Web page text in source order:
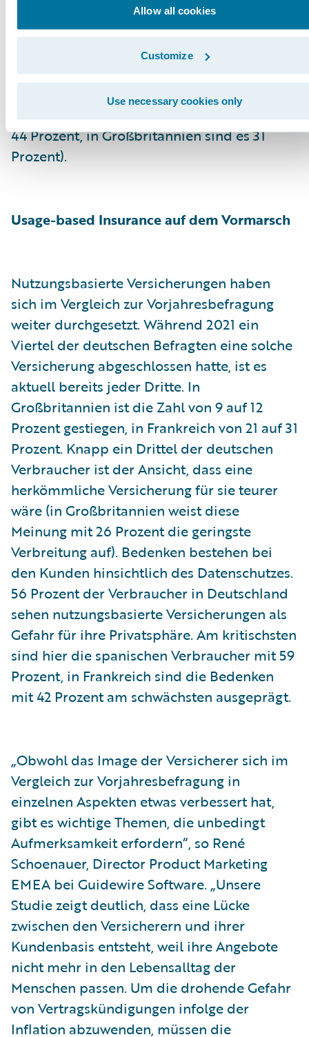
Allow all cookies
Customize
Use necessary cookies only
Die deutschen Versicherungskunden zeigen
mit 53 Prozent die höchste Bereitschaft,
mehr für Versicherungsprodukte zu zahlen,
wenn dieser Betrag zur Reduzierung von
Kohlenstoffemissionen eingesetzt wird (es
folgen Spanien und Frankreich mit jeweils
44 Prozent, in Großbritannien sind es 31
Prozent).
Usage-based Insurance auf dem Vormarsch
Nutzungsbasierte Versicherungen haben
sich im Vergleich zur Vorjahresbefragung
weiter durchgesetzt. Während 2021 ein
Viertel der deutschen Befragten eine solche
Versicherung abgeschlossen hatte, ist es
aktuell bereits jeder Dritte. In
Großbritannien ist die Zahl von 9 auf 12
Prozent gestiegen, in Frankreich von 21 auf 31
Prozent. Knapp ein Drittel der deutschen
Verbraucher ist der Ansicht, dass eine
herkömmliche Versicherung für sie teurer
wäre (in Großbritannien weist diese
Meinung mit 26 Prozent die geringste
Verbreitung auf). Bedenken bestehen bei
den Kunden hinsichtlich des Datenschutzes.
56 Prozent der Verbraucher in Deutschland
sehen nutzungsbasierte Versicherungen als
Gefahr für ihre Privatsphäre. Am kritischsten
sind hier die spanischen Verbraucher mit 59
Prozent, in Frankreich sind die Bedenken
mit 42 Prozent am schwächsten ausgeprägt.
„Obwohl das Image der Versicherer sich im
Vergleich zur Vorjahresbefragung in
einzelnen Aspekten etwas verbessert hat,
gibt es wichtige Themen, die unbedingt
Aufmerksamkeit erfordern“, so René
Schoenauer, Director Product Marketing
EMEA bei Guidewire Software. „Unsere
Studie zeigt deutlich, dass eine Lücke
zwischen den Versicherern und ihrer
Kundenbasis entsteht, weil ihre Angebote
nicht mehr in den Lebensalltag der
Menschen passen. Um die drohende Gefahr
von Vertragskündigungen infolge der
Inflation abzuwenden, müssen die